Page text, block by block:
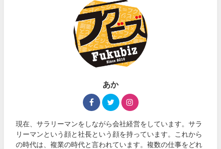
あか
現在、サラリーマンをしながら会社経営をしています。サラ
リーマンという顔と社長という顔を持っています。これから
の時代は、複業の時代と言われています。複数の仕事をどれ